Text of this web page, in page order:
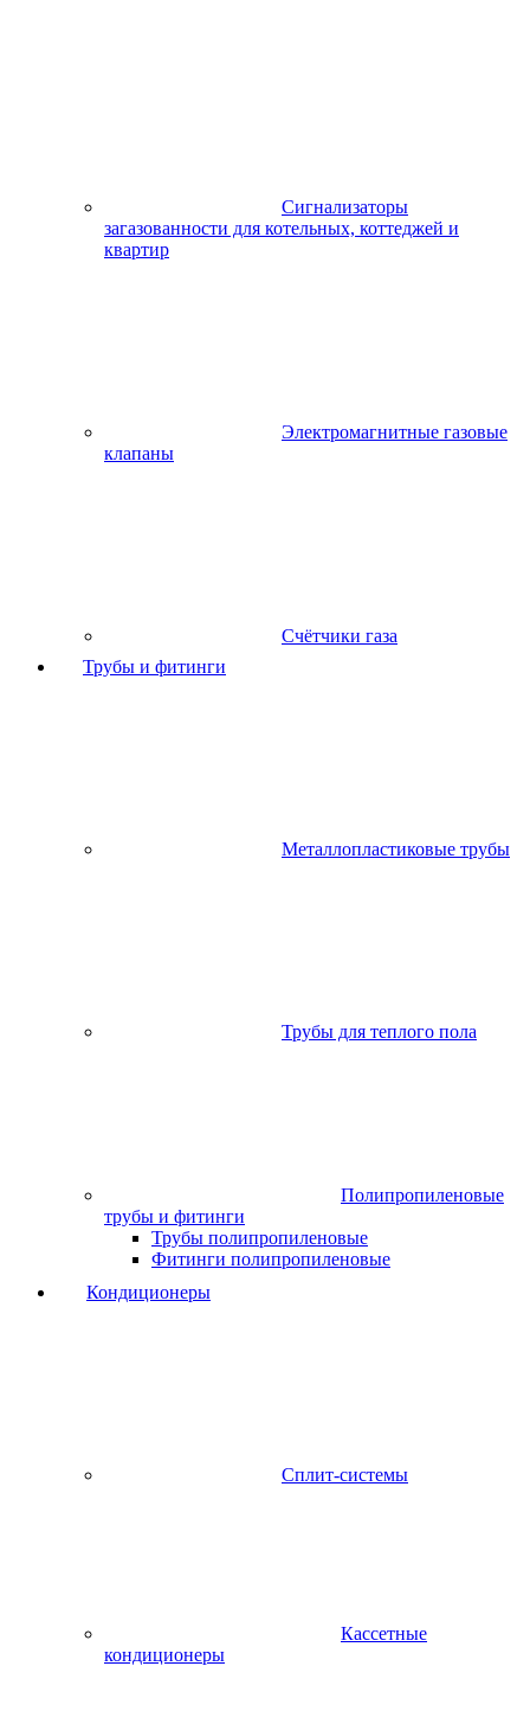
Сигнализаторы
загазованности для котельных, коттеджей и
квартир
Электромагнитные газовые
клапаны
Счётчики газа
Трубы и фитинги
Металлопластиковые трубы
Трубы для теплого пола
Полипропиленовые
трубы и фитинги
Трубы полипропиленовые
Фитинги полипропиленовые
Кондиционеры
Сплит-системы
Кассетные
кондиционеры